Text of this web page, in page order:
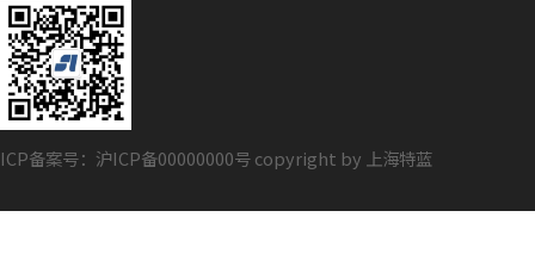
ICP备案号：沪ICP备00000000号 copyright by 上海特蓝